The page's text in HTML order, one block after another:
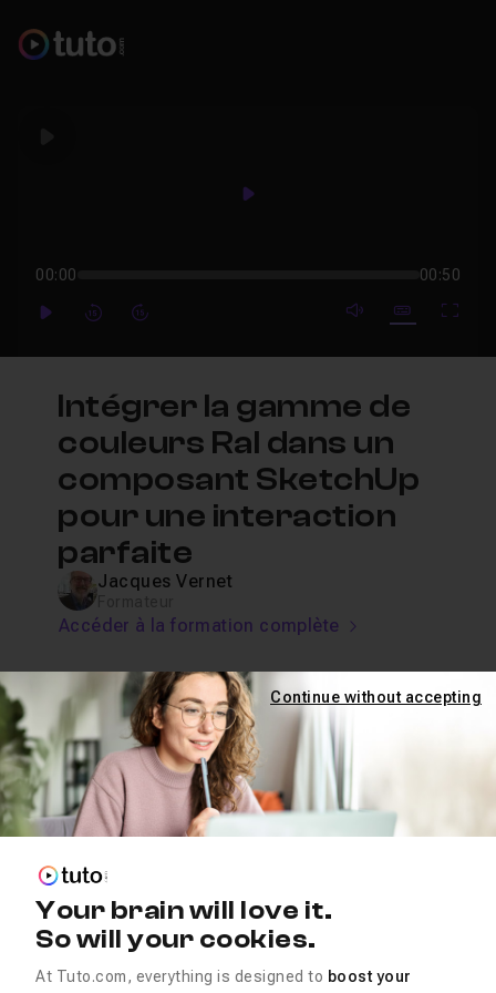
Play
00:00 00:50
ForwardForward mute video
Subtitles
Intégrer la gamme de
couleurs Ral dans un
composant SketchUp
pour une interaction
parfaite
Jacques Vernet
Accéder à la formation complète